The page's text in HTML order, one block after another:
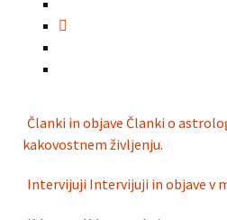
Članki in objave Članki o
kakovostnem življenju.
Intervijuji Intervijuji in objave v